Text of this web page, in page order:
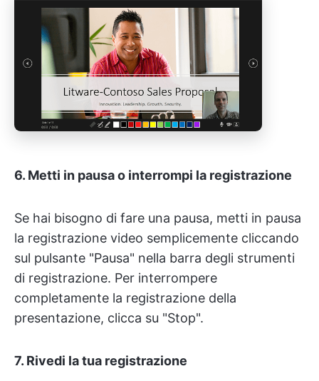
6. Metti in pausa o interrompi la registrazione
Se hai bisogno di fare una pausa, metti in pausa
la registrazione video semplicemente cliccando
sul pulsante "Pausa" nella barra degli strumenti
di registrazione. Per interrompere
completamente la registrazione della
presentazione, clicca su "Stop".
7. Rivedi la tua registrazione